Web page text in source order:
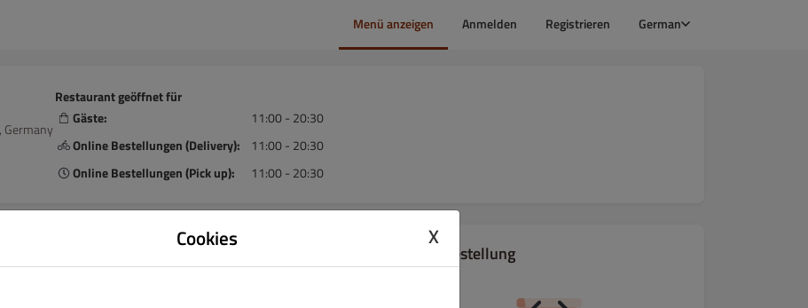
Menü anzeigen Anmelden Registrieren German
Restaurant geöffnet für
Gäste:
11:00 - 20:30
Online Bestellungen (Delivery):
11:00 - 20:30
Online Bestellungen (Pick up):
11:00 - 20:30
täglichen
Lieferung Abholung Ihre Bestellung
Cookies X